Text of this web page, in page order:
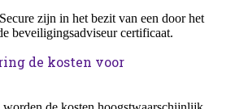
zijn in het bezit van een door het
beveiligingsadviseur certificaat.
de kosten voor